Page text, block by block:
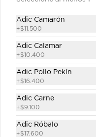
Adic Camarón
+$11.500
Adic Calamar
+$10.400
Adic Pollo Pekín
+$16.400
Adic Carne
+$9.100
Adic Róbalo
+$17.600